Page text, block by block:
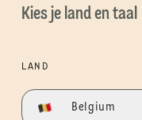
Kies je land en taal
LAND
Belgium